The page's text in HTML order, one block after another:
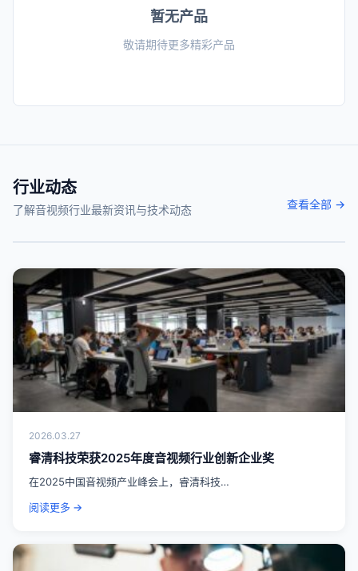
暂无产品
敬请期待更多精彩产品
行业动态
了解音视频行业最新资讯与技术动态 查看全部 →
2026.03.27
睿清科技荣获2025年度音视频行业创新企业奖
在2025中国音视频产业峰会上，睿清科技…
阅读更多 →